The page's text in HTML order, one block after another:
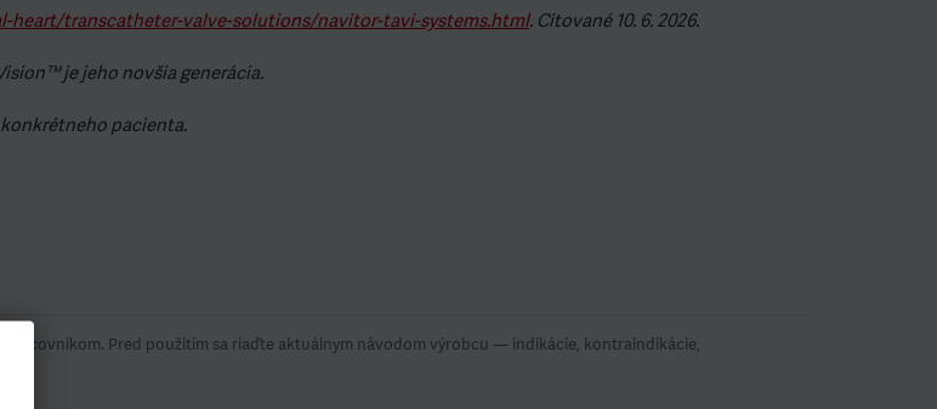
transcatheter-valve-solutions/navitor-tavi-systems.html. Citované 10. 6. 2026.
je jeho novšia generácia.
pacienta.
Pred použitím sa riaďte aktuálnym návodom výrobcu — indikácie, kontraindikácie,